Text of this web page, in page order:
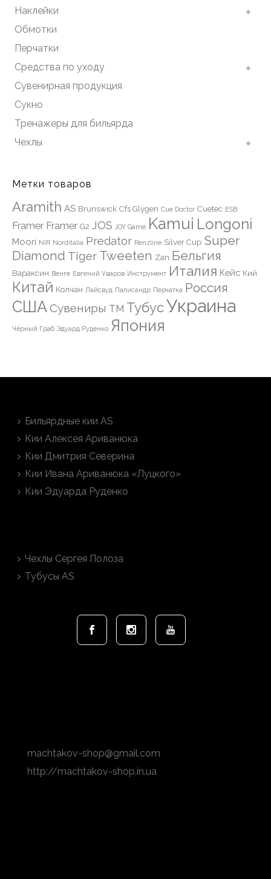
Наклейки
Обмотки
Перчатки
Средства по уходу
Сувенирная продукция
Сукно
Тренажеры для бильярда
Чехлы
Метки товаров
Aramith AS Brunswick Cfs Glygen Cue Doctor Cuetec ESB
Framer Framer G2 JOS JOY Game Kamui Longoni
Moori NIR Norditalia Predator Renzline Silver Cup Super
Diamond Tiger Tweeten Zan Бельгия
Вараксин Венге Евгений Уваров Инструмент Италия Кейс Кий
Китай Колчан Лайсвуд Палисандр Перчатка Россия
СШАСувениры ТМ ТубусУкраина
Чёрный Граб Эдуард Руденко Япония
Бильярдные кии AS
Кии Алексея Ариванюка
Кии Дмитрия Северина
Кии Ивана Ариванюка «Луцкого»
Кии Эдуарда Руденко
Чехлы Сергея Полоза
Тубусы AS
machtakov-shop@gmail.com
http://machtakov-shop.in.ua